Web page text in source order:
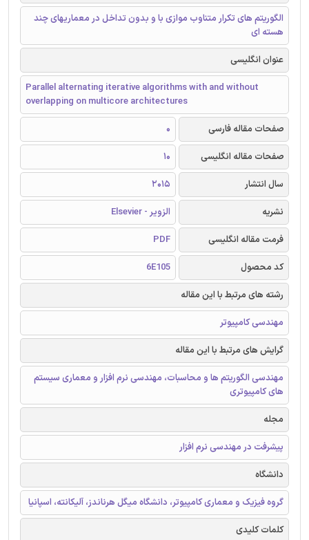
الگوریتم های تکرار متناوب موازی با و بدون تداخل در معماریهای چند
هسته ای
عنوان انگلیسی
Parallel alternating iterative algorithms with and without
overlapping on multicore architectures
صفحات مقاله فارسی
0
صفحات مقاله انگلیسی
10
سال انتشار
2015
نشریه
الزویر - Elsevier
فرمت مقاله انگلیسی
PDF
کد محصول
6E105
رشته های مرتبط با این مقاله
مهندسی کامپیوتر
گرایش های مرتبط با این مقاله
مهندسی الگوریتم ها و محاسبات، مهندسی نرم افزار و معماری سیستم
های کامپیوتری
مجله
پیشرفت در مهندسی نرم افزار
دانشگاه
گروه فیزیک و معماری کامپیوتر، دانشگاه میگل هرناندز، آلیکانته، اسپانیا
کلمات کلیدی